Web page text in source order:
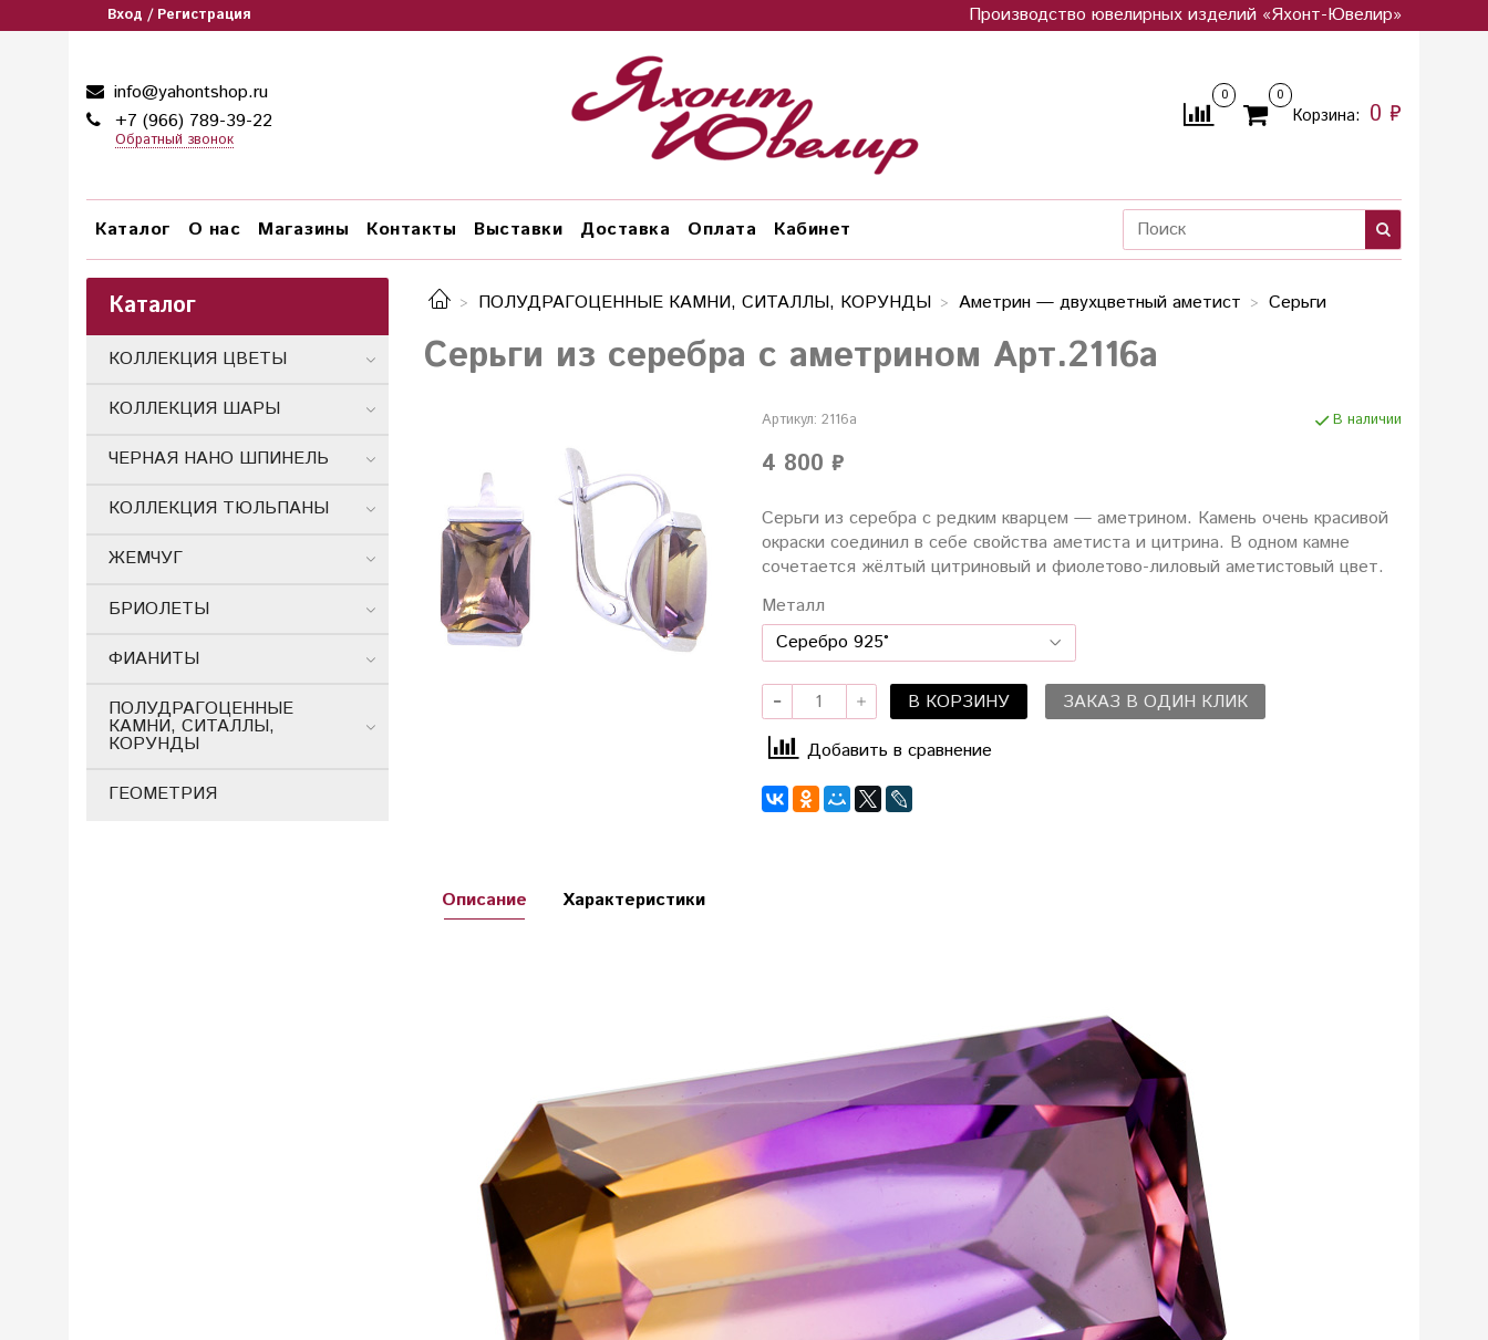
Вход / Регистрация Производство ювелирных изделий «Яхонт-Ювелир»
info@yahontshop.ru
+7 (966) 789-39-22
Обратный звонок
0 0
Корзина: 0 ₽
Каталог О нас Магазины Контакты Выставки Доставка Оплата Кабинет
ПОЛУДРАГОЦЕННЫЕ КАМНИ, СИТАЛЛЫ, КОРУНДЫ Аметрин — двухцветный аметист Серьги
Серьги из серебра с аметрином Арт.2116а
Артикул: 2116а В наличии
4 800 ₽
Серьги из серебра с редким кварцем — аметрином. Камень очень красивой
окраски соединил в себе свойства аметиста и цитрина. В одном камне
сочетается жёлтый цитриновый и фиолетово-лиловый аметистовый цвет.
Металл
В КОРЗИНУ
ЗАКАЗ В ОДИН КЛИК
Добавить в сравнение
Описание Характеристики
Каталог
КОЛЛЕКЦИЯ ЦВЕТЫ
КОЛЛЕКЦИЯ ШАРЫ
ЧЕРНАЯ НАНО ШПИНЕЛЬ
КОЛЛЕКЦИЯ ТЮЛЬПАНЫ
ЖЕМЧУГ
БРИОЛЕТЫ
ФИАНИТЫ
ПОЛУДРАГОЦЕННЫЕ
КАМНИ, СИТАЛЛЫ,
КОРУНДЫ
ГЕОМЕТРИЯ